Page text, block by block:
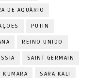
DE AQUÁRIO
PUTIN
REINO UNIDO
SAINT GERMAIN
KUMARA SARA KALI